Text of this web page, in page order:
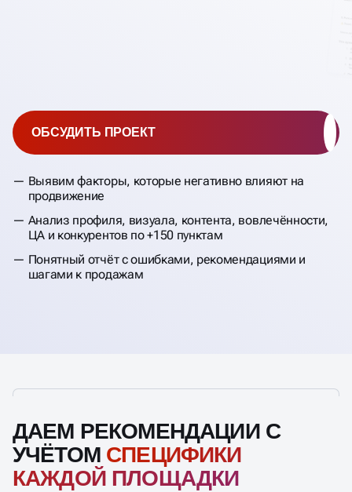
Выявим факторы, которые негативно влияют на
продвижение
Анализ профиля, визуала, контента, вовлечённости,
ЦА и конкурентов по +150 пунктам
Понятный отчёт с ошибками, рекомендациями и
шагами к продажам
ОБСУДИТЬ ПРОЕКТ
ДАЕМ РЕКОМЕНДАЦИИ С
УЧЁТОМ СПЕЦИФИКИ
КАЖДОЙ ПЛОЩАДКИ